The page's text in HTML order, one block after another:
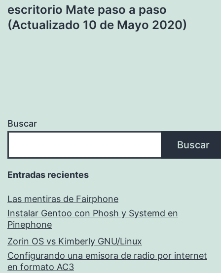
escritorio Mate paso a paso
(Actualizado 10 de Mayo 2020)
Buscar
Buscar
Entradas recientes
Las mentiras de Fairphone
Instalar Gentoo con Phosh y Systemd en
Pinephone
Zorin OS vs Kimberly GNU/Linux
Configurando una emisora de radio por internet
en formato AC3